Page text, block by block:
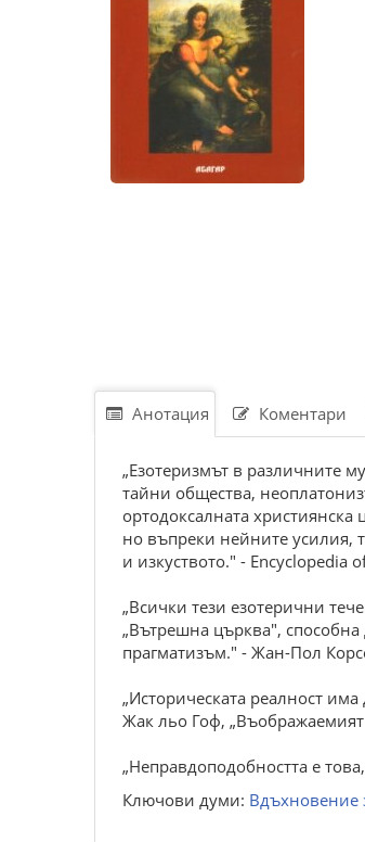
Анотация Коментари
„Езотеризмът в различните
тайни общества,
ортодоксалната християнска
но въпреки нейните усилия,
и изкуството." - Encyclopedia
„Всички тези езотерични
„Вътрешна църква", способна
прагматизъм." - Жан-Пол
„Историческата реалност
Жак льо Гоф,
„Неправдоподобността е
Ключови думи: Вдъхновение